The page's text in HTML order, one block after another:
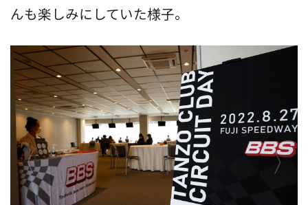
んも楽しみにしていた様子。